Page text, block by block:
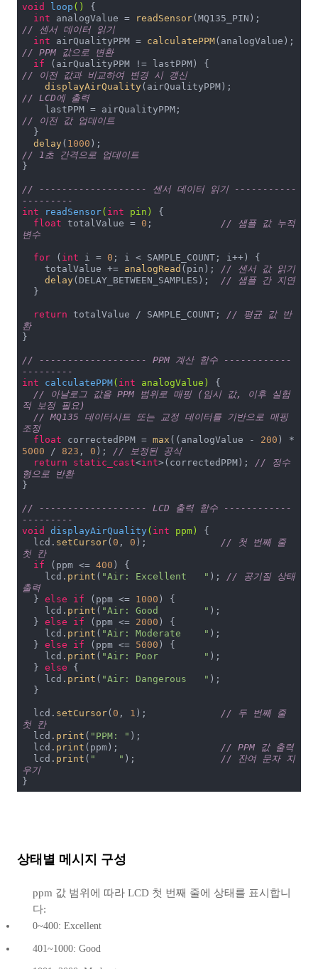
void loop ()
{
int analogValue = readSensor
// 센서 데이터 읽기
int airQualityPPM = calculatePPM
// PPM 값으로 변환
if
// 이전 값과 비교하여 변경 시 갱신
displayAirQuality
// LCD에 출력
// 이전 값 업데이트
delay( 1000
// 1초 간격으로 업데이트
}
// ------------------- 센서 데이터 읽기 -----------
---------
int
readSensor( int pin)
{
float totalValue = 0 ;
// 샘플 값 누적
변수
for ( int i = 0 ; i < SAMPLE_COUNT; i++) {
    totalValue +=
analogRead (pin);
// 센서 값 읽기
delay(DELAY_BETWEEN_SAMPLES);
// 샘플 간 지연
return totalValue / SAMPLE_COUNT;
// 평균 값 반
환
}
// ------------------- PPM 계산 함수 ------------
---------
int
calculatePPM( int analogValue)
{
// 아날로그 값을 PPM 범위로 매핑 (임시 값, 이후 실험
적 보정 필요)
// MQ135 데이터시트 또는 교정 데이터를 기반으로 매핑
조정
float correctedPPM = max ((analogValue - 200
5000 / 823 , 0 );
// 보정된 공식
return
static_cast<int>(correctedPPM);
// 정수
형으로 반환
}
// ------------------- LCD 출력 함수 ------------
---------
void
displayAirQuality ( int ppm)
{
  lcd.
setCursor(0 , 0 );
// 첫 번째 줄
첫 칸
if (ppm <= 400 ) {
    lcd.
print ( "Air: Excellent   " );
// 공기질 상태
출력
  }
else if (ppm <= 1000 ) {
    lcd.
print ( "Air: Good        " );
  }
else if (ppm <= 2000 ) {
    lcd.
print ( "Air: Moderate    " );
  }
else if (ppm <= 5000 ) {
    lcd.
print ( "Air: Poor        " );
  }
else {
    lcd.
print ( "Air: Dangerous   " );
  lcd.
setCursor(0 , 1 );
// 두 번째 줄
첫 칸
  lcd.
print ( "PPM: " );
  lcd.
print (ppm);
// PPM 값 출력
  lcd.
print ( "    " );
// 잔여 문자 지
우기
}
상태별 메시지 구성
ppm 값 범위에 따라 LCD 첫 번째 줄에 상태를 표시합니
다:
0~400: Excellent
401~1000: Good